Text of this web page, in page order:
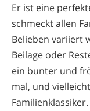
Er ist eine
schmeckt allen
Belieben variiert
Beilage oder
ein bunter und
mal, und
Familienklassiker.